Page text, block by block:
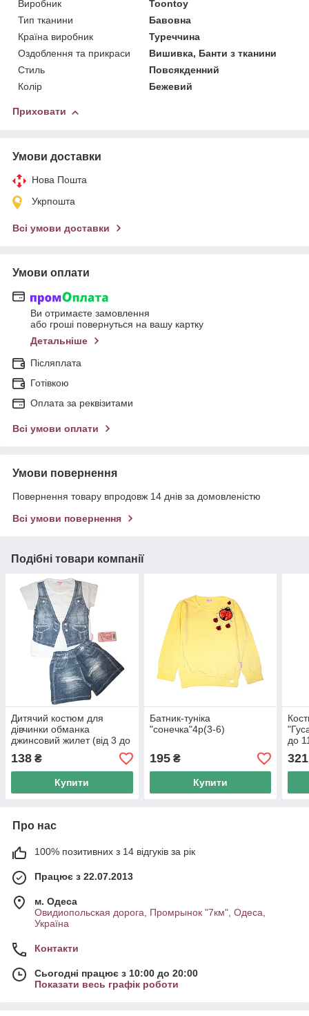
Виробник
Toontoy
Тип тканини
Бавовна
Країна виробник
Туреччина
Оздоблення та прикраси
Вишивка, Банти з тканини
Стиль
Повсякденний
Колір
Бежевий
Приховати
Умови доставки
Нова Пошта
Укрпошта
Всі умови доставки
Умови оплати
Ви отримаєте замовлення
або гроші повернуться на вашу картку
Детальніше
Післяплата
Готівкою
Оплата за реквізитами
Всі умови оплати
Умови повернення
Повернення товару впродовж 14 днів за домовленістю
Всі умови повернення
Подібні товари компанії
Дитячий костюм для
дівчинки обманка
джинсовий жилет (від 3 до
6 років)
138 ₴
Купити
Батник-туніка
"сонечка"4р(3-6)
195₴
Купити
до
321
Про нас
100% позитивних з 14 відгуків за рік
Працює з 22.07.2013
м. Одеса
Овидиопольская дорога, Промрынок "7км", Одеса,
Україна
Контакти
Сьогодні працює з 10:00 до 20:00
Показати весь графік роботи